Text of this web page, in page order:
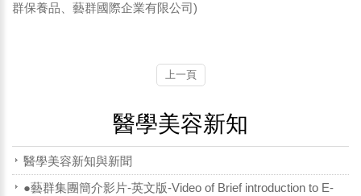
群保養品、藝群國際企業有限公司)
上一頁
醫學美容新知
醫學美容新知與新聞
●藝群集團簡介影片-英文版-Video of Brief introduction to E-